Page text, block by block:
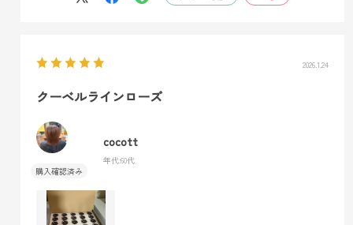
2026.1.24
クーベルラインローズ
cocott
年代:60代